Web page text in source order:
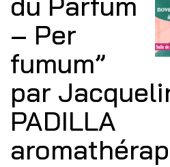
– Per
fumum”
par
PADILLA